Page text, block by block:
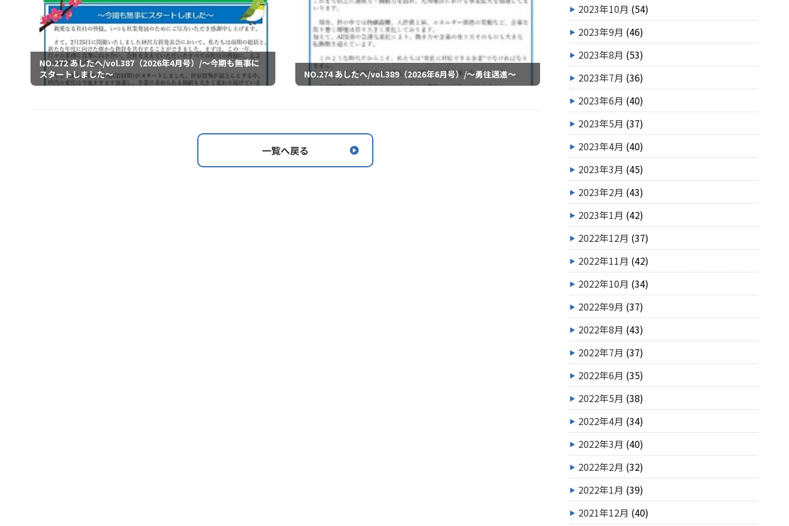
NO.272 あしたへ/vol.387（2026年4月号）/～今期も無事に
スタートしました～
NO.274 あしたへ/vol.389（2026年6月号）/～勇往邁進～
一覧へ戻る
2023年10月 (54)
2023年9月 (46)
2023年8月 (53)
2023年7月 (36)
2023年6月 (40)
2023年5月 (37)
2023年4月 (40)
2023年3月 (45)
2023年2月 (43)
2023年1月 (42)
2022年12月 (37)
2022年11月 (42)
2022年10月 (34)
2022年9月 (37)
2022年8月 (43)
2022年7月 (37)
2022年6月 (35)
2022年5月 (38)
2022年4月 (34)
2022年3月 (40)
2022年2月 (32)
2022年1月 (39)
2021年12月 (40)